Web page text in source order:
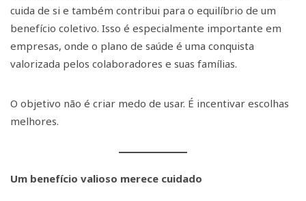
cuida de si e também contribui para o equilíbrio de um
benefício coletivo. Isso é especialmente importante em
empresas, onde o plano de saúde é uma conquista
valorizada pelos colaboradores e suas famílias.
O objetivo não é criar medo de usar. É incentivar escolhas
melhores.
Um benefício valioso merece cuidado